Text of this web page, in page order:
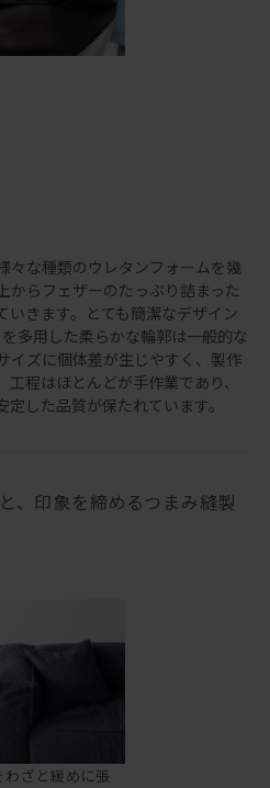
々な種類のウレタンフォームを幾
からフェザーのたっぷり詰まった
いきます。とても簡潔なデザイン
多用した柔らかな輪郭は一般的な
イズに個体差が生じやすく、製作
程はほとんどが手作業であり、
した品質が保たれています。
、印象を締めるつまみ縫製
わざと緩めに張